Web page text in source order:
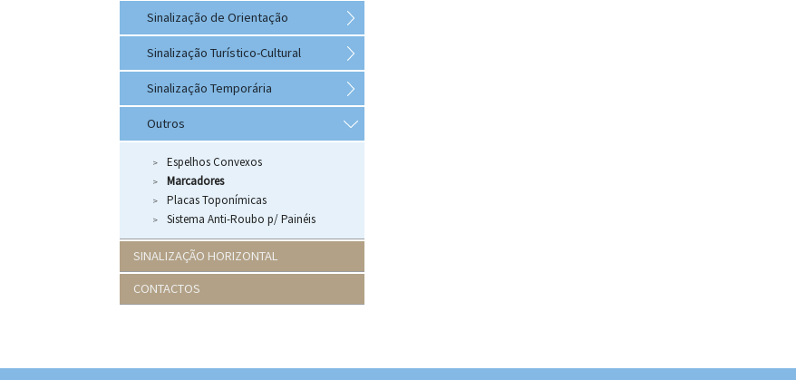
Sinalização de Orientação
Sinalização Turístico-Cultural
Sinalização Temporária
Outros
Espelhos Convexos
Marcadores
Placas Toponímicas
Sistema Anti-Roubo p/ Painéis
SINALIZAÇÃO HORIZONTAL
CONTACTOS